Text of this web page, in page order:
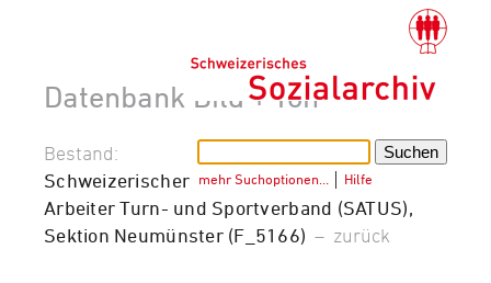
Datenbank Bild + Ton
mehr Suchoptionen… Hilfe
Bestand:
Schweizerischer
Arbeiter Turn- und Sportverband (SATUS),
Sektion Neumünster (F_5166) – zurück